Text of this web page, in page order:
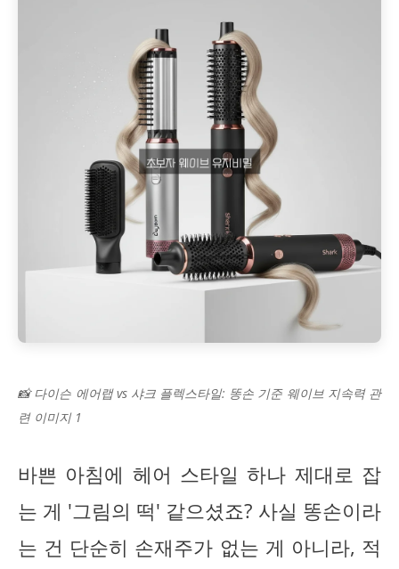
📸 다이슨 에어랩 vs 샤크 플렉스타일: 똥손 기준 웨이브 지속력 관
련 이미지 1
바쁜 아침에 헤어 스타일 하나 제대로 잡
는 게 '그림의 떡' 같으셨죠? 사실 똥손이라
는 건 단순히 손재주가 없는 게 아니라, 적